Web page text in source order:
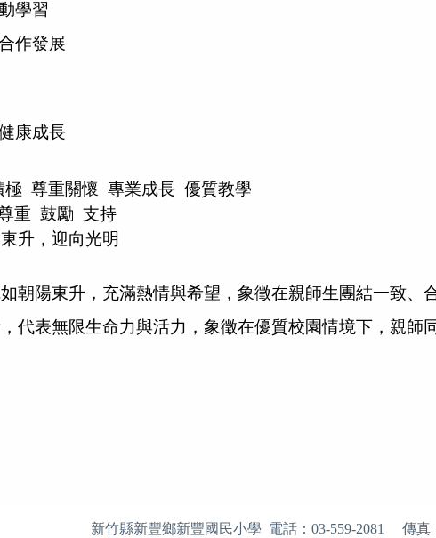
學習
作發展
康成長
極 尊重關懷 專業成長 優質教學
重 鼓勵 支持
東升，迎向光明
朝陽東升，充滿熱情與希望，象徵在親師生團結一致、
代表無限生命力與活力，象徵在優質校園情境下，親師
新竹縣新豐鄉新豐國民小學 電話： 03-559-2081 傳真